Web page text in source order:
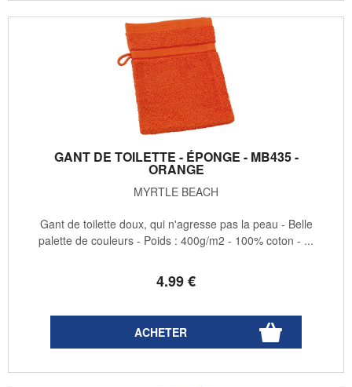
GANT DE TOILETTE - ÉPONGE - MB435 -
ORANGE
MYRTLE BEACH
4.99€
Gant de toilette doux, qui n'agresse pas la peau - Belle
palette de couleurs - Poids : 400g/m2 - 100% coton - ...